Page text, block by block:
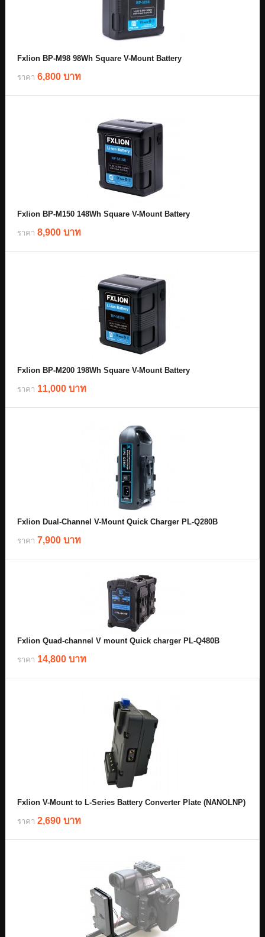
Fxlion BP-M98 98Wh Square V-Mount Battery
ราคา 6,800 บาท
Fxlion BP-M150 148Wh Square V-Mount Battery
ราคา 8,900 บาท
Fxlion BP-M200 198Wh Square V-Mount Battery
ราคา 11,000 บาท
Fxlion Dual-Channel V-Mount Quick Charger PL-Q280B
ราคา 7,900 บาท
Fxlion Quad-channel V mount Quick charger PL-Q480B
ราคา 14,800 บาท
Fxlion V-Mount to L-Series Battery Converter Plate (NANOLNP)
ราคา 2,690 บาท